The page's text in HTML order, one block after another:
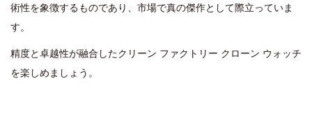
術性を象徴するものであり、市場で真の傑作として際立っていま
す。
精度と卓越性が融合したクリーン ファクトリー クローン ウォッチ
を楽しめましょう。